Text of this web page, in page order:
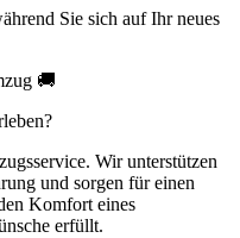
Sie sich auf Ihr neues
🚚
Wir unterstützen
und sorgen für einen
Komfort eines
erfüllt.